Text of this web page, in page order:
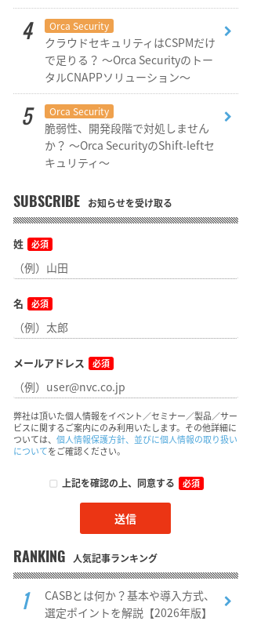
Orca Security
クラウドセキュリティはCSPMだけ
で足りる？ ～Orca Securityのトー
タルCNAPPソリューション～
Orca Security
脆弱性、開発段階で対処しません
か？ ～Orca SecurityのShift-leftセ
キュリティ～
SUBSCRIBE お知らせを受け取る
姓 必須
名 必須
メールアドレス 必須
弊社は頂いた個人情報をイベント／セミナー／製品／サー
ビスに関するご案内にのみ利用いたします。その他詳細に
ついては、 個人情報保護方針、並びに個人情報の取り扱い
についてをご確認ください。
上記を確認の上、同意する 必須
RANKING 人気記事ランキング
CASBとは何か？基本や導入方式、
選定ポイントを解説【2026年版】